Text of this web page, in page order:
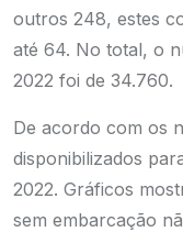
outros 248, estes
até 64. No total, o
2022 foi de 34.760.
De acordo com os
disponibilizados
2022. Gráficos
sem embarcação